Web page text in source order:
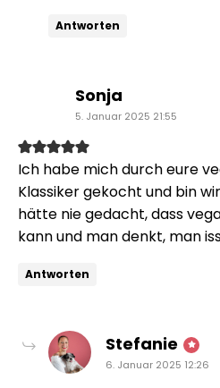
Antworten
Sonja
5. Januar 2025 21:55
Ich habe mich durch eure
Klassiker gekocht und bin
hätte nie gedacht, dass
kann und man denkt, man
Antworten
Stefanie
6. Januar 2025 12:26